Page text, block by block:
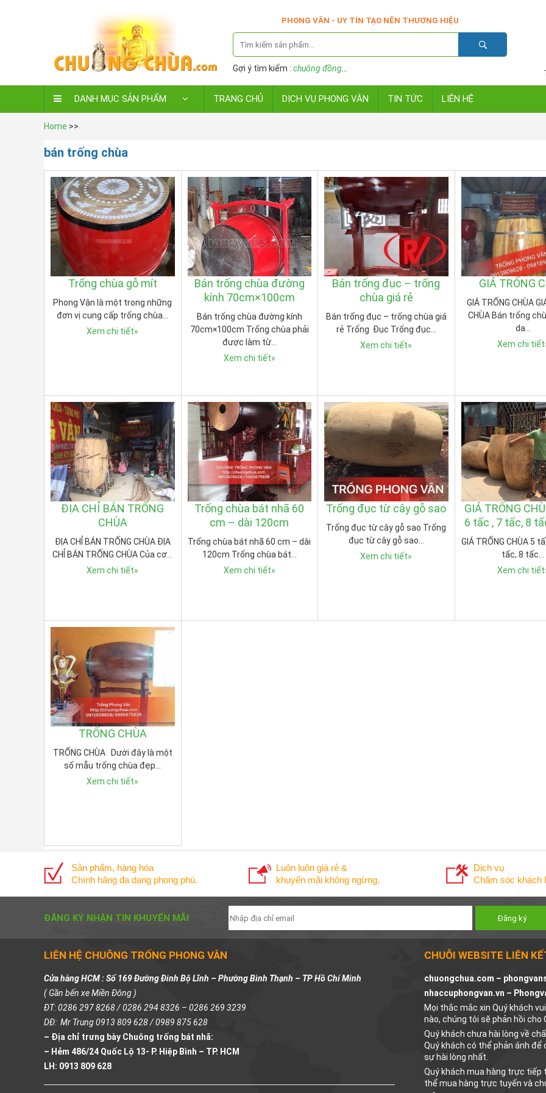
PHONG VÂN - UY TÍN TẠO NÊN THƯƠNG HIỆU
Gợi ý tìm kiếm : chuông đồng
DANH MỤC SẢN PHẨM TRANG CHỦ DỊCH VỤ PHONG VÂN TIN TỨC LIÊN HỆ
Home >>
bán trống chùa
Trống chùa gỗ mít
Phong Vân là một trong những
đơn vị cung cấp trống chùa…
Xem chi tiết»
Bán trống chùa đường
kính 70cm×100cm
Bán trống chùa đường kính
70cm×100cm Trống chùa phải
được làm từ…
Xem chi tiết»
Bán trống đục – trống
chùa giá rẻ
Bán trống đục – trống chùa giá
rẻ Trống Đục Trống đục…
Xem chi tiết»
GIÁ TRỐNG
GIÁ TRỐNG CHÙA
CHÙA Bán trống
da…
Xem chi tiết
ĐỊA CHỈ BÁN TRỐNG
CHÙA
ĐỊA CHỈ BÁN TRỐNG CHÙA ĐỊA
CHỈ BÁN TRỐNG CHÙA Của cơ…
Xem chi tiết»
Trống chùa bát nhã 60
cm – dài 120cm
Trống chùa bát nhã 60 cm – dài
120cm Trống chùa bát…
Xem chi tiết»
Trống đục từ cây gỗ sao
Trống đục từ cây gỗ sao Trống
đục từ cây gỗ sao…
Xem chi tiết»
GIÁ TRỐNG
6 tấc , 7 tấc, 8
GIÁ TRỐNG CHÙA 5
tấc, 8 tấc…
Xem chi tiết
TRỐNG CHÙA
TRỐNG CHÙA Dưới đây là một
số mẫu trống chùa đẹp…
Xem chi tiết»
Sản phẩm, hàng hóa
Chính hãng đa dạng phong phú.
Luôn luôn giá rẻ &
khuyến mãi không ngừng.
Dịch vụ
Chăm sóc khách
ĐĂNG KÝ NHẬN TIN KHUYẾN MÃI
LIÊN HỆ CHUÔNG TRỐNG PHONG VÂN
Cửa hàng HCM : Số 169 Đường Đinh Bộ Lĩnh – Phường Bình Thạnh – TP Hồ Chí Minh
( Gần bến xe Miền Đông )
ĐT: 0286 297 8268 / 0286 294 8326 – 0286 269 3239
DĐ: Mr Trung 0913 809 628 / 0989 875 628
– Địa chỉ trưng bày Chuông trống bát nhã:
– Hẻm 486/24 Quốc Lộ 13- P. Hiệp Bình – TP. HCM
LH: 0913 809 628
CHUỖI WEBSITE LIÊN
chuongchua.com –
nhaccuphongvan.vn –
Mọi thắc mắc xin Quý khách
nào, chúng tôi sẽ phản hồi
Quý khách chưa hài lòng về
Quý khách có thể phản ánh
sự hài lòng nhất.
Quý khách mua hàng trực tiếp
thể mua hàng trực tuyến và